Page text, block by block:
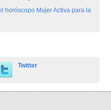
horóscopo Mujer Activa para la
Twitter